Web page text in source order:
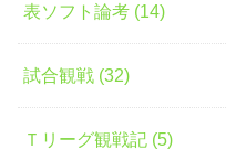
表ソフト論考 (14)
試合観戦 (32)
Ｔリーグ観戦記 (5)